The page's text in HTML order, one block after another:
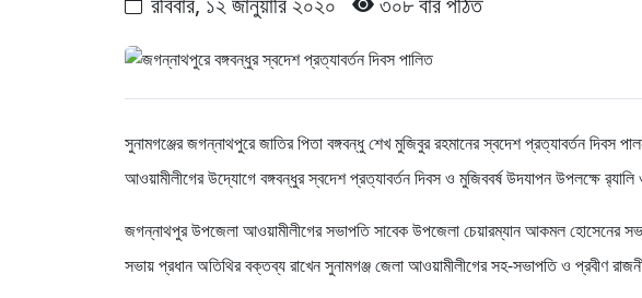
সুনামগঞ্জের জগন্নাথপুরে জাতির পিতা বঙ্গবন্ধু শেখ মুজিবুর রহমানের স্বদেশ প্রত্যাবর্তন দিবস
আওয়ামীলীগের উদ্যোগে বঙ্গবন্ধুর স্বদেশ প্রত্যাবর্তন দিবস ও মুজিববর্ষ উদযাপন উপলক্ষে
জগন্নাথপুর উপজেলা আওয়ামীলীগের সভাপতি সাবেক উপজেলা চেয়ারম্যান আকমল হোসেনের
সভায় প্রধান অতিথির বক্তব্য রাখেন সুনামগঞ্জ জেলা আওয়ামীলীগের সহ-সভাপতি ও প্রবীণ